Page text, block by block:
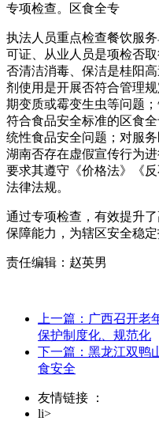
专项检查。区食全专
执法人员重点检查餐饮服
可证、从业人员是项检否
否清洁消毒、保洁是桂阳
剂使用是开展否符合管理
期变质或霉变生虫等问题
符合食品安全标准的区食
统性食品安全问题；对服
湖南否存在虚假宣传行为
要求其遵守《价格法》《
法律法规。
通过专项检查，有效提升
保障能力，为辖区安全稳定
责任编辑：赵英男
上一篇：广西召开
保护制度化、规范化
下一篇：黑龙江双鸭
食安全
友情链接 ：
li>